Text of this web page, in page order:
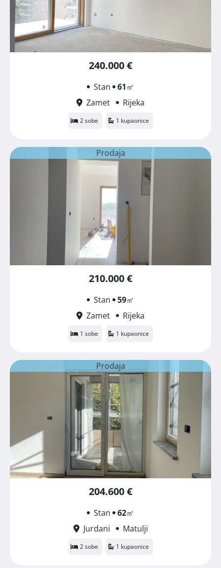
240.000 €
Stan 61㎡
Zamet
Rijeka
2 sobe 1 kupaonice
Prodaja
210.000 €
Stan 59㎡
Zamet
Rijeka
1 sobe 1 kupaonice
Prodaja
204.600 €
Stan 62㎡
Jurdani
Matulji
2 sobe 1 kupaonice